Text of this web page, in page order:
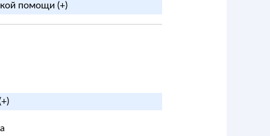
помощи (+)